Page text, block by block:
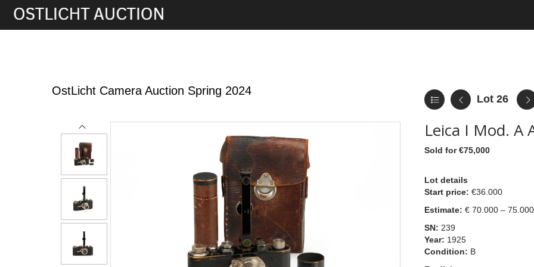
OstLicht Camera Auction Spring 2024
Lot 26
Leica I Mod. A
Sold for €75,000
Lot details
Start price: €36.000
Estimate: € 70.000 – 75.000
SN: 239
Year: 1925
Condition: B